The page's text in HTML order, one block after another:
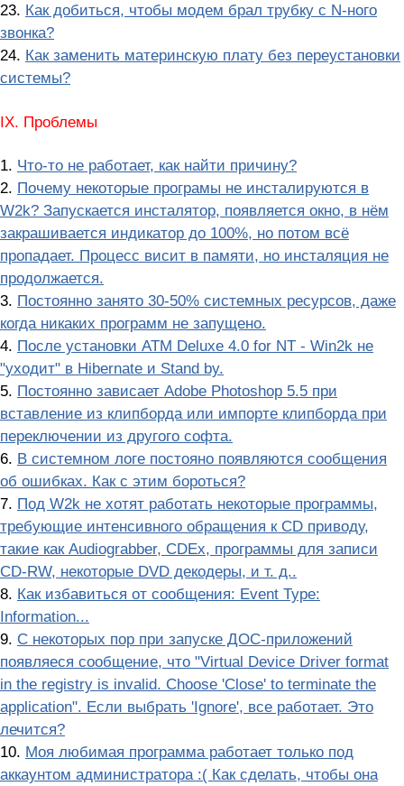
23. Как добиться, чтобы модем брал трубку с N-ного
звонка?
24. Как заменить материнскую плату без переустановки
системы?
IX. Проблемы
1. Что-то не работает, как найти причину?
2. Почему некоторые програмы не инсталируются в
W2k? Запускается инсталятор, появляется окно, в нём
закрашивается индикатор до 100%, но потом всё
пропадает. Процесс висит в памяти, но инсталяция не
продолжается.
3. Постоянно занято 30-50% системных ресурсов, даже
когда никаких программ не запущено.
4. После установки ATM Deluxe 4.0 for NT - Win2k не
"уходит" в Hibernate и Stand by.
5. Постоянно зависает Adobe Photoshop 5.5 при
вставление из клипборда или импорте клипборда при
переключении из другого софта.
6. В системном логе постояно появляются сообщения
об ошибках. Как с этим бороться?
7. Под W2k не хотят работать некоторые программы,
требующие интенсивного обращения к CD приводу,
такие как Audiograbber, CDEx, программы для записи
CD-RW, некоторые DVD декодеры, и т. д..
8. Как избавиться от сообщения: Event Type:
Information...
9. С некотоpых поp пpи запyске ДОС-пpиложений
появляеся сообщение, что "Virtual Device Driver format
in the registry is invalid. Choose 'Close' to terminate the
application". Если выбрать 'Ignore', все работает. Это
лечится?
10. Моя любимая программа работает только под
аккаунтом администратора :( Как сделать, чтобы она